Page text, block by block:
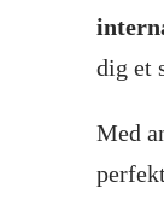
dig et
Med